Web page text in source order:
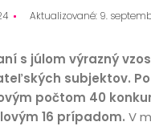
Aktualizované: 9.
s júlom výrazný
subjektov.
počtom 40
16 prípadom. V